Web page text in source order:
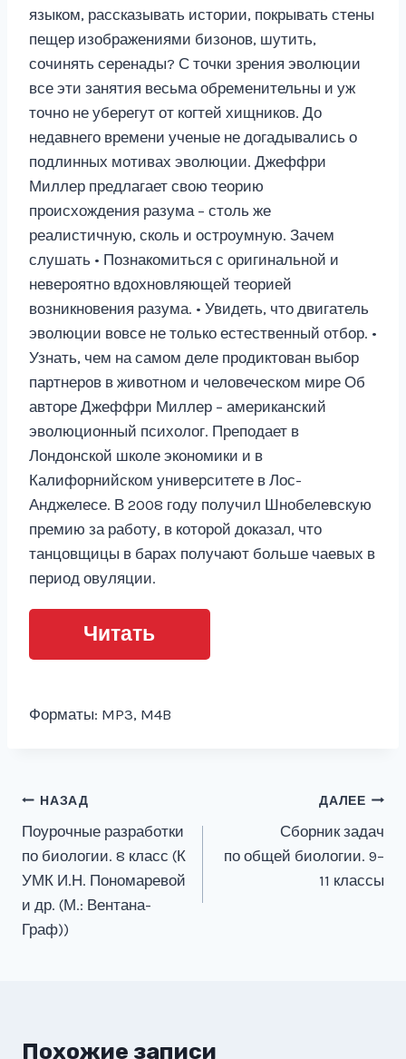
языком, рассказывать истории, покрывать стены
пещер изображениями бизонов, шутить,
сочинять серенады? С точки зрения эволюции
все эти занятия весьма обременительны и уж
точно не уберегут от когтей хищников. До
недавнего времени ученые не догадывались о
подлинных мотивах эволюции. Джеффри
Миллер предлагает свою теорию
происхождения разума – столь же
реалистичную, сколь и остроумную. Зачем
слушать • Познакомиться с оригинальной и
невероятно вдохновляющей теорией
возникновения разума. • Увидеть, что двигатель
эволюции вовсе не только естественный отбор. •
Узнать, чем на самом деле продиктован выбор
партнеров в животном и человеческом мире Об
авторе Джеффри Миллер – американский
эволюционный психолог. Преподает в
Лондонской школе экономики и в
Калифорнийском университете в Лос-
Анджелесе. В 2008 году получил Шнобелевскую
премию за работу, в которой доказал, что
танцовщицы в барах получают больше чаевых в
период овуляции.
Читать
Форматы: MP3, M4B
Навигация
по
записям
НАЗАД
Поурочные разработки
по биологии. 8 класс (К
УМК И.Н. Пономаревой
и др. (М.: Вентана-
Граф))
ДАЛЕЕ
Сборник задач
по общей биологии. 9–
11 классы
Похожие записи